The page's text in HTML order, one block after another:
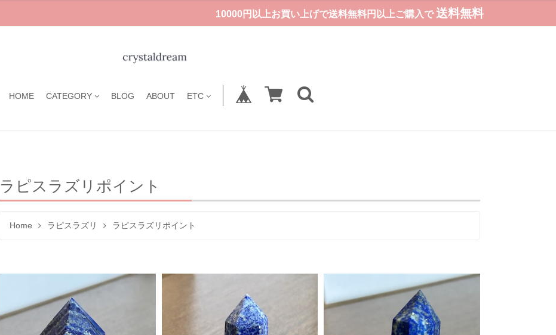
10000円以上お買い上げで送料無料円以上ご購入で 送料無料
HOME CATEGORY BLOG ABOUT ETC
ラピスラズリポイント
Home ラピスラズリ ラピスラズリポイント